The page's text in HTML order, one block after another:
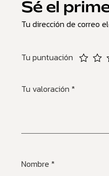
Sé el
Tu dirección de correo
Tu puntuación
Tu valoración *
Nombre *